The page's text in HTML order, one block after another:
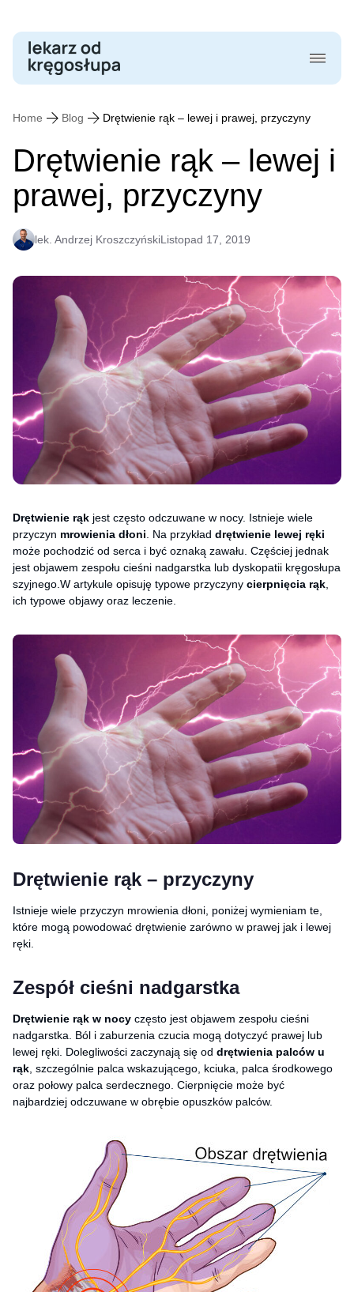
Skip
content
Home Blog Drętwienie rąk – lewej i prawej, przyczyny
Drętwienie rąk – lewej i
prawej, przyczyny
lek. Andrzej KroszczyńskiListopad 17, 2019
Drętwienie rąk jest często odczuwane w nocy. Istnieje wiele
przyczyn mrowienia dłoni. Na przykład drętwienie lewej ręki
może pochodzić od serca i być oznaką zawału. Częściej jednak
jest objawem zespołu cieśni nadgarstka lub dyskopatii kręgosłupa
szyjnego.W artykule opisuję typowe przyczyny cierpnięcia rąk,
ich typowe objawy oraz leczenie.
Drętwienie rąk – przyczyny
Istnieje wiele przyczyn mrowienia dłoni, poniżej wymieniam te,
które mogą powodować drętwienie zarówno w prawej jak i lewej
ręki.
Zespół cieśni nadgarstka
Drętwienie rąk w nocy często jest objawem zespołu cieśni
nadgarstka. Ból i zaburzenia czucia mogą dotyczyć prawej lub
lewej ręki. Dolegliwości zaczynają się od drętwienia palców u
rąk , szczególnie palca wskazującego, kciuka, palca środkowego
oraz połowy palca serdecznego. Cierpnięcie może być
najbardziej odczuwane w obrębie opuszków palców.